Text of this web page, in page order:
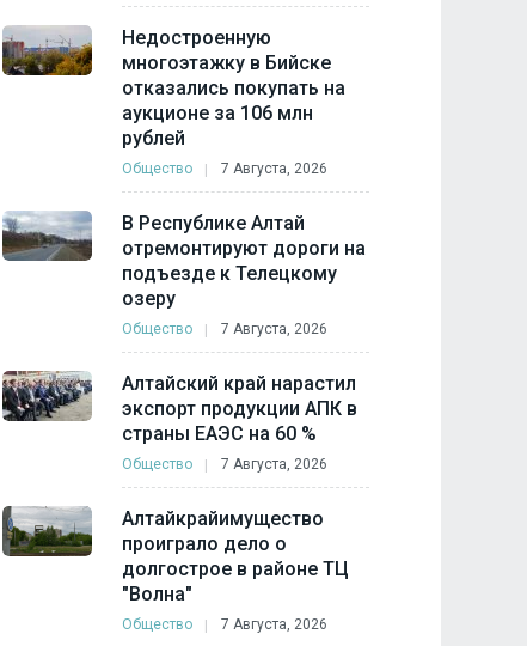
Недостроенную
многоэтажку в Бийске
отказались покупать на
аукционе за 106 млн
рублей
Общество 7 Августа, 2026
В Республике Алтай
отремонтируют дороги на
подъезде к Телецкому
озеру
Общество 7 Августа, 2026
Алтайский край нарастил
экспорт продукции АПК в
страны ЕАЭС на 60 %
Общество 7 Августа, 2026
Алтайкрайимущество
проиграло дело о
долгострое в районе ТЦ
"Волна"
Общество 7 Августа, 2026